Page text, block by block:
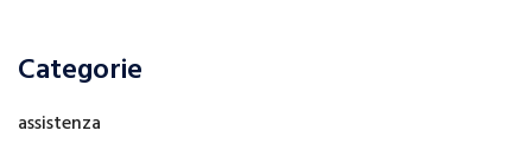
Categorie
assistenza